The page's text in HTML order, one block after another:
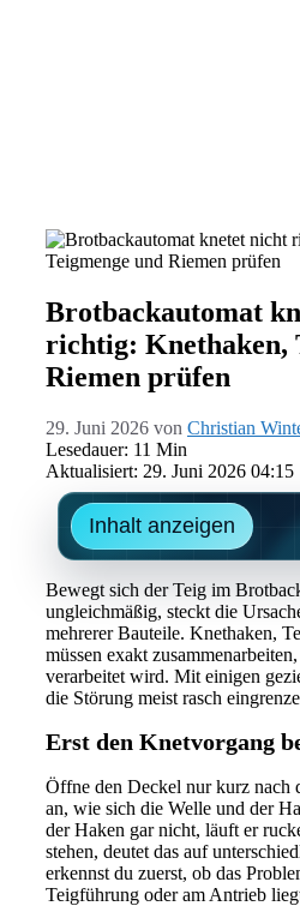
Brotbackautomat
richtig: Knethaken,
Riemen prüfen
29. Juni 2026 von Christian
Lesedauer: 11 Min
Aktualisiert: 29. Juni 2026 04:15
Inhalt anzeigen
Bewegt sich der Teig im
ungleichmäßig, steckt die
mehrerer Bauteile. Knethaken,
müssen exakt
verarbeitet wird. Mit einigen
die Störung meist rasch
Erst den Knetvorgang
Öffne den Deckel nur kurz nach
an, wie sich die Welle und der
der Haken gar nicht, läuft er
stehen, deutet das auf
erkennst du zuerst, ob das
Teigführung oder am Antrieb